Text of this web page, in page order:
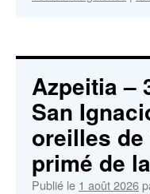
Azpeitia –
San
oreilles de
primé de
Publié le 1 août 2026